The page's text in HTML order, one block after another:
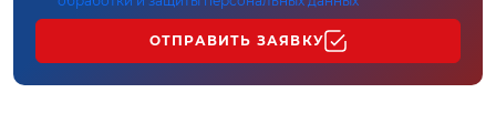
ОТПРАВИТЬ ЗАЯВКУ